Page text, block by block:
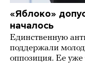
«Яблоко»
началось
Единственную
поддержали
оппозиция. Ее уже